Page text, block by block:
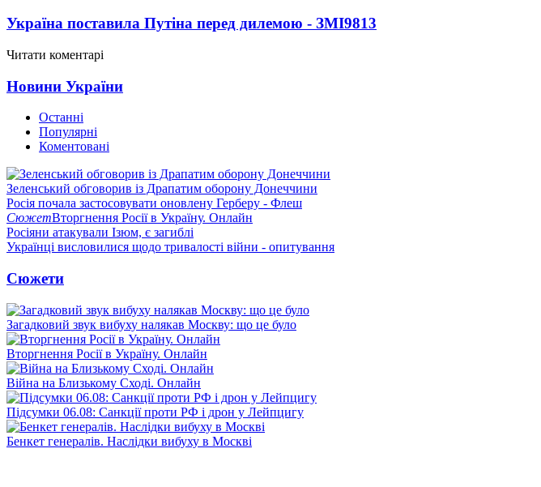
Україна поставила Путіна перед дилемою - ЗМІ9813
Читати коментарі
Новини України
Останні
Популярні
Коментовані
Зеленський обговорив із Драпатим оборону Донеччини
Росія почала застосовувати оновлену Герберу - Флеш
СюжетВторгнення Росії в Україну. Онлайн
Росіяни атакували Ізюм, є загиблі
Українці висловилися щодо тривалості війни - опитування
Сюжети
Загадковий звук вибуху налякав Москву: що це було
Вторгнення Росії в Україну. Онлайн
Війна на Близькому Сході. Онлайн
Підсумки 06.08: Санкції проти РФ і дрон у Лейпцигу
Бенкет генералів. Наслідки вибуху в Москві